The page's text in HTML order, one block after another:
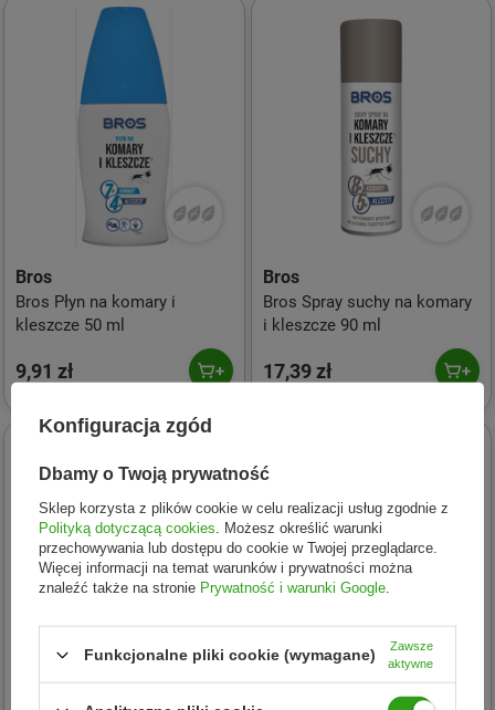
Bros
Bros Płyn na komary i
kleszcze 50 ml
9,91 zł
Bros
Bros Spray suchy na komary
i kleszcze 90 ml
17,39 zł
Konfiguracja zgód
Dbamy o Twoją prywatność
Sklep korzysta z plików cookie w celu realizacji usług zgodnie z
Polityką dotyczącą cookies . Możesz określić warunki
przechowywania lub dostępu do cookie w Twojej przeglądarce.
Więcej informacji na temat warunków i prywatności można
znaleźć także na stronie Prywatność i warunki Google
Funkcjonalne pliki cookie (wymagane)
Zawsze
aktywne